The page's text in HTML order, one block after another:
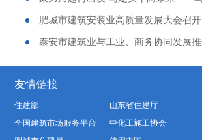
肥城市建筑安装业高质量发展大会召开
友情链接
住建部
全国建筑市场服务平台
山东省住建厅
中化工施工协会